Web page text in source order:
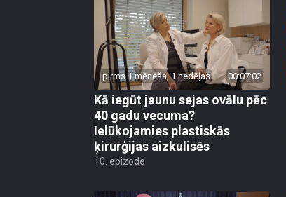
pirms 1 mēneša, 1 nedēļas 00:07:02
Kā iegūt jaunu sejas ovālu pēc
40 gadu vecuma?
Ielūkojamies plastiskās
ķirurģijas aizkulisēs
10. epizode